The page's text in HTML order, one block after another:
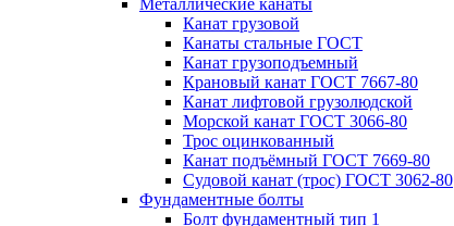
Металлические канаты
Канат грузовой
Канаты стальные ГОСТ
Канат грузоподъемный
Крановый канат ГОСТ 7667-80
Канат лифтовой грузолюдской
Морской канат ГОСТ 3066-80
Трос оцинкованный
Канат подъёмный ГОСТ 7669-80
Судовой канат (трос) ГОСТ 3062-80
Фундаментные болты
Болт фундаментный тип 1